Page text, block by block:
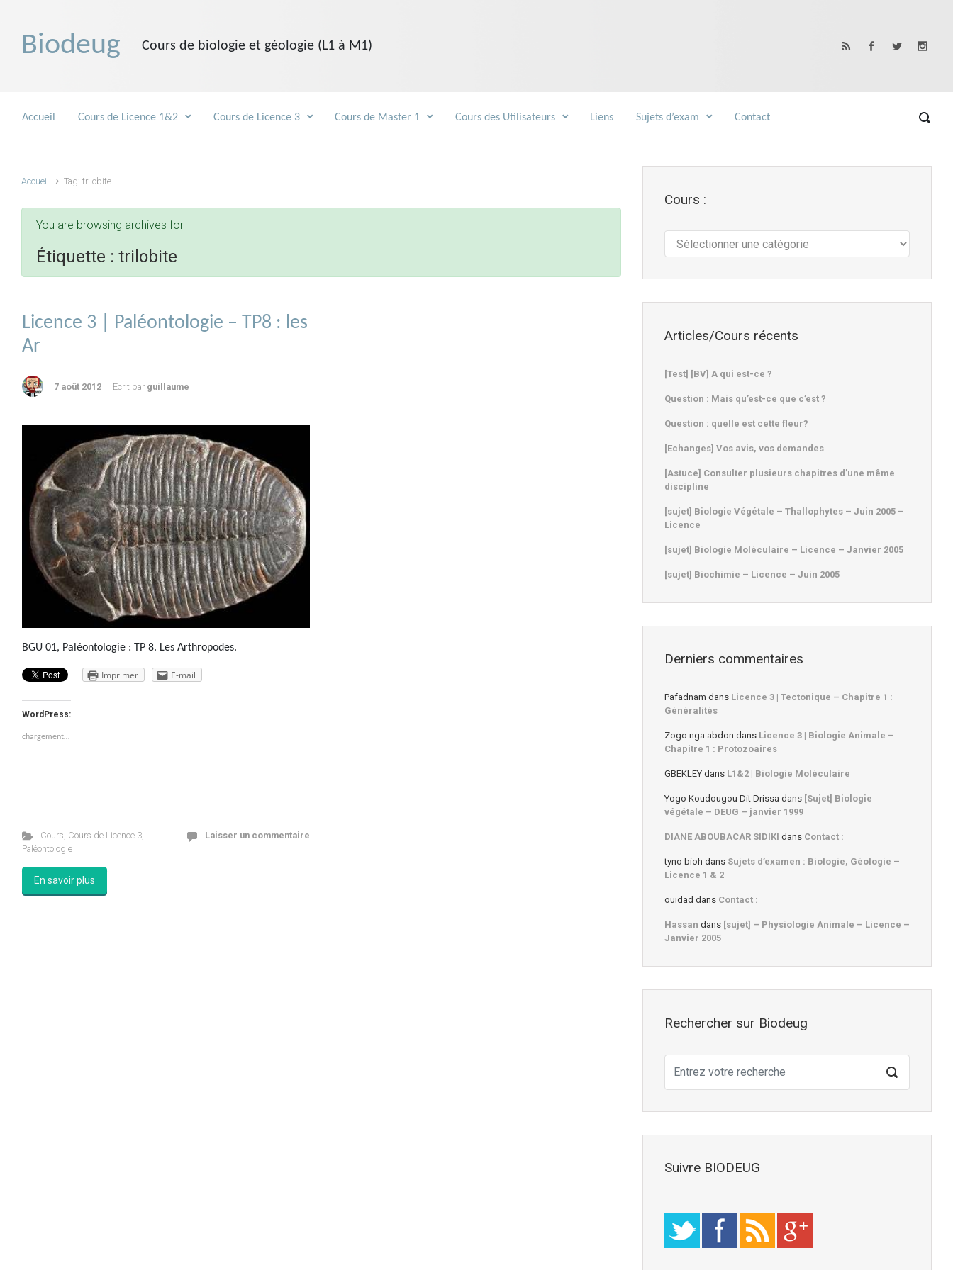
Biodeug Cours de biologie et géologie (L1 à M1)
Accueil Cours de Licence 1&2 Cours de Licence 3 Cours de Master 1 Cours des Utilisateurs Liens Sujets d’exam Contact
Accueil Tag: trilobite
You are browsing archives for
Étiquette : trilobite
Licence 3 | Paléontologie – TP8 : les
Ar
7 août 2012 Ecrit par guillaume
BGU 01, Paléontologie : TP 8. Les Arthropodes.
Imprimer E-mail
WordPress:
chargement…
Cours, Cours de Licence 3,
Paléontologie
Laisser un commentaire
En savoir plus
Cours :
Articles/Cours récents
[Test] [BV] A qui est-ce ?
Question : Mais qu’est-ce que c’est ?
Question : quelle est cette fleur?
[Echanges] Vos avis, vos demandes
[Astuce] Consulter plusieurs chapitres d’une même
discipline
[sujet] Biologie Végétale – Thallophytes – Juin 2005 –
Licence
[sujet] Biologie Moléculaire – Licence – Janvier 2005
[sujet] Biochimie – Licence – Juin 2005
Derniers commentaires
Pafadnam dans Licence 3 | Tectonique – Chapitre 1 :
Généralités
Zogo nga abdon dans Licence 3 | Biologie Animale –
Chapitre 1 : Protozoaires
GBEKLEY dans L1&2 | Biologie Moléculaire
Yogo Koudougou Dit Drissa dans [Sujet] Biologie
végétale – DEUG – janvier 1999
DIANE ABOUBACAR SIDIKI dans Contact :
tyno bioh dans Sujets d’examen : Biologie, Géologie –
Licence 1 & 2
ouidad dans Contact :
Hassan dans [sujet] – Physiologie Animale – Licence –
Janvier 2005
Rechercher sur Biodeug
Suivre BIODEUG